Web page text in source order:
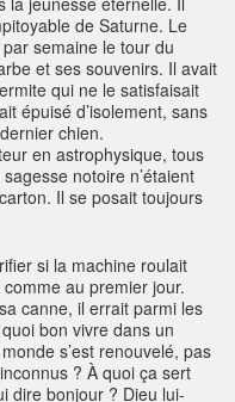
de Saturne. Le
semaine le tour du
et ses souvenirs. Il avait
qui ne le satisfaisait
épuisé d’isolement, sans
chien.
en astrophysique, tous
notoire n’étaient
Il se posait toujours
si la machine roulait
au premier jour.
canne, il errait parmi les
bon vivre dans un
s’est renouvelé, pas
? À quoi ça sert
dire bonjour ? Dieu lui-